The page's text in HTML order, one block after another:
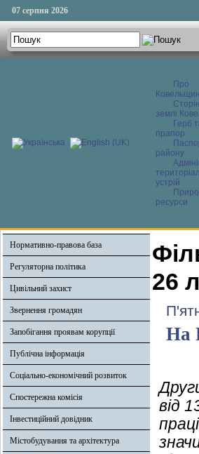
07 серпня 2026
Про
землі
Герб
прапор
району
устрій
ресурси
Нормативно-правова база
Регуляторна політика
Цивільний захист
Звернення громадян
Запобігання проявам корупції
Публічна інформація
Соціально-економічний розвиток
Спостережна комісія
Інвестиційний довідник
Містобудування та архітектура
26
На
від